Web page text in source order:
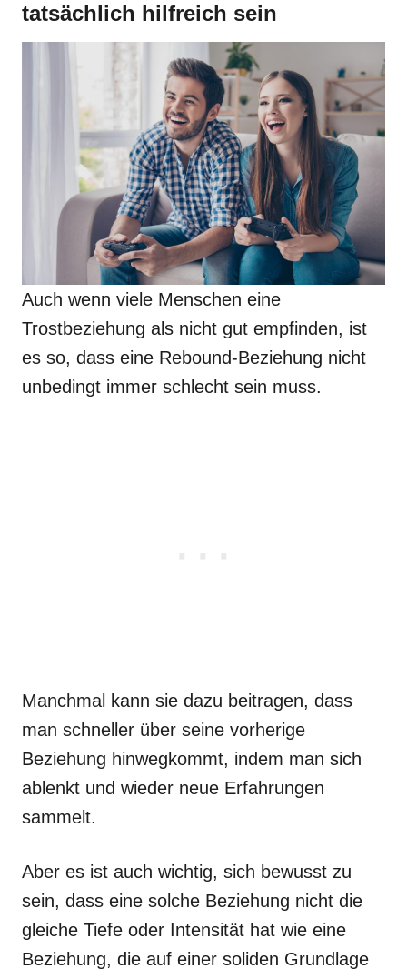
tatsächlich hilfreich sein
Auch wenn viele Menschen eine
Trostbeziehung als nicht gut empfinden, ist
es so, dass eine Rebound-Beziehung nicht
unbedingt immer schlecht sein muss.
Manchmal kann sie dazu beitragen, dass
man schneller über seine vorherige
Beziehung hinwegkommt, indem man sich
ablenkt und wieder neue Erfahrungen
sammelt.
Aber es ist auch wichtig, sich bewusst zu
sein, dass eine solche Beziehung nicht die
gleiche Tiefe oder Intensität hat wie eine
Beziehung, die auf einer soliden Grundlage